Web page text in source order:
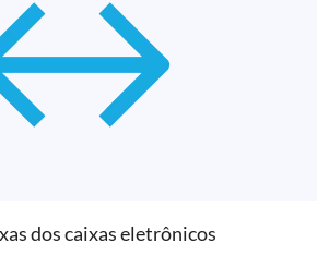
dos caixas eletrônicos